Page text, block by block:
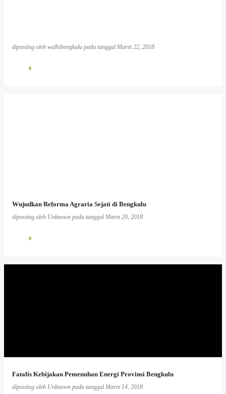
diposting oleh walhibengkulu pada tanggal Maret 22, 2018
0
Wujudkan Reforma Agraria Sejati di Bengkulu
diposting oleh Unknown pada tanggal Maret 20, 2018
0
Fatalis Kebijakan Pemenuhan Energi Provinsi Bengkulu
diposting oleh Unknown pada tanggal Maret 14, 2018